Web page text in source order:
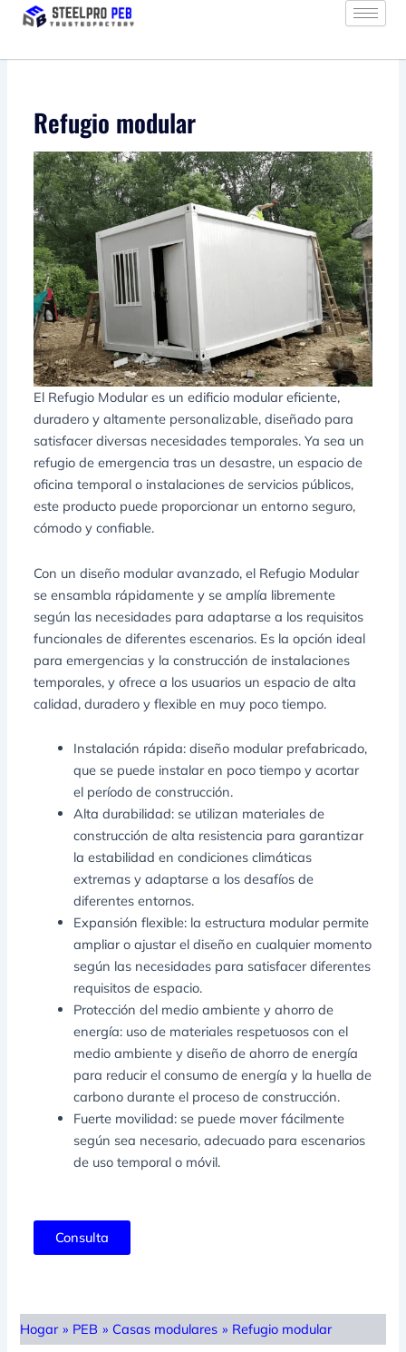
Refugio modular
El Refugio Modular es un edificio modular eficiente,
duradero y altamente personalizable, diseñado para
satisfacer diversas necesidades temporales. Ya sea un
refugio de emergencia tras un desastre, un espacio de
oficina temporal o instalaciones de servicios públicos,
este producto puede proporcionar un entorno seguro,
cómodo y confiable.
Con un diseño modular avanzado, el Refugio Modular
se ensambla rápidamente y se amplía libremente
según las necesidades para adaptarse a los requisitos
funcionales de diferentes escenarios. Es la opción ideal
para emergencias y la construcción de instalaciones
temporales, y ofrece a los usuarios un espacio de alta
calidad, duradero y flexible en muy poco tiempo.
Instalación rápida: diseño modular prefabricado,
que se puede instalar en poco tiempo y acortar
el período de construcción.
Alta durabilidad: se utilizan materiales de
construcción de alta resistencia para garantizar
la estabilidad en condiciones climáticas
extremas y adaptarse a los desafíos de
diferentes entornos.
Expansión flexible: la estructura modular permite
ampliar o ajustar el diseño en cualquier momento
según las necesidades para satisfacer diferentes
requisitos de espacio.
Protección del medio ambiente y ahorro de
energía: uso de materiales respetuosos con el
medio ambiente y diseño de ahorro de energía
para reducir el consumo de energía y la huella de
carbono durante el proceso de construcción.
Fuerte movilidad: se puede mover fácilmente
según sea necesario, adecuado para escenarios
de uso temporal o móvil.
Consulta
Hogar » PEB » Casas modulares » Refugio modular